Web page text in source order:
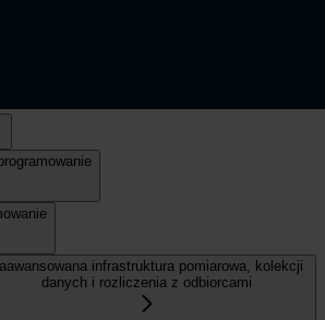
infrastruktura pomiarowa, kolekcji
danych i rozliczenia z odbiorcami